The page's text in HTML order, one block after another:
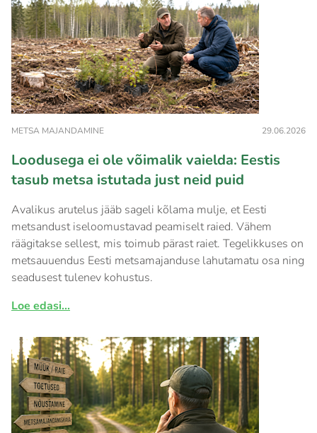
METSA MAJANDAMINE 29.06.2026
Loodusega ei ole võimalik vaielda: Eestis
tasub metsa istutada just neid puid
Avalikus arutelus jääb sageli kõlama mulje, et Eesti
metsandust iseloomustavad peamiselt raied. Vähem
räägitakse sellest, mis toimub pärast raiet. Tegelikkuses on
metsauuendus Eesti metsamajanduse lahutamatu osa ning
seadusest tulenev kohustus.
Loe edasi...